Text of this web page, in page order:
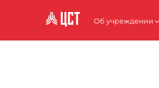
Об учреждении